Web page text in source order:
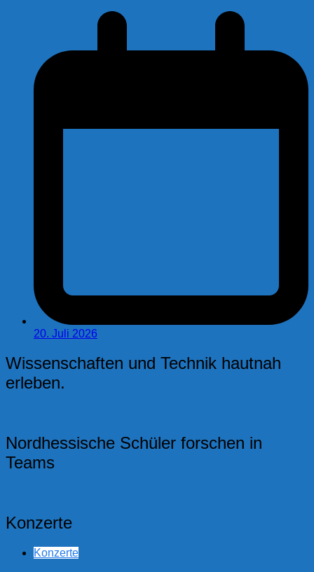
20. Juli 2026
Wissenschaften und Technik hautnah
erleben.
Nordhessische Schüler forschen in
Teams
Konzerte
Konzerte